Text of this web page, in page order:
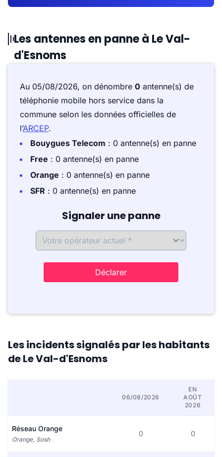
Les antennes en panne à Le Val-
d'Esnoms
Au 05/08/2026, on dénombre 0 antenne(s) de
téléphonie mobile hors service dans la
commune selon les données officielles de
l’ARCEP.
Bouygues Telecom : 0 antenne(s) en panne
Free : 0 antenne(s) en panne
Orange : 0 antenne(s) en panne
SFR : 0 antenne(s) en panne
Signaler une panne
Déclarer
Les incidents signalés par les habitants
de Le Val-d'Esnoms
06/08/2026
EN
AOÛT
2026
Réseau Orange
Orange, Sosh
0 0